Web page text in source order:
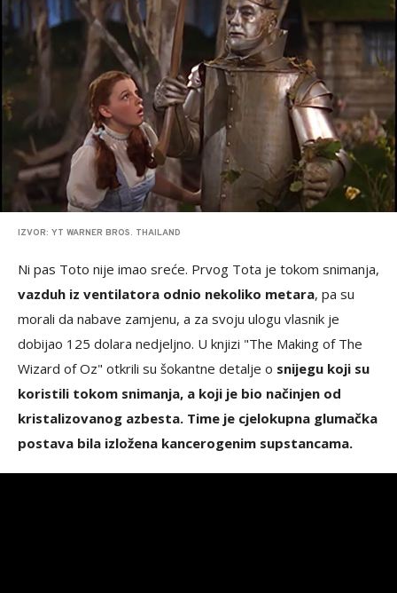
IZVOR: YT WARNER BROS. THAILAND
Ni pas Toto nije imao sreće. Prvog Tota je tokom snimanja,
vazduh iz ventilatora odnio nekoliko metara, pa su
morali da nabave zamjenu, a za svoju ulogu vlasnik je
dobijao 125 dolara nedjeljno. U knjizi "The Making of The
Wizard of Oz" otkrili su šokantne detalje o snijegu koji su
koristili tokom snimanja, a koji je bio načinjen od
kristalizovanog azbesta. Time je cjelokupna glumačka
postava bila izložena kancerogenim supstancama.